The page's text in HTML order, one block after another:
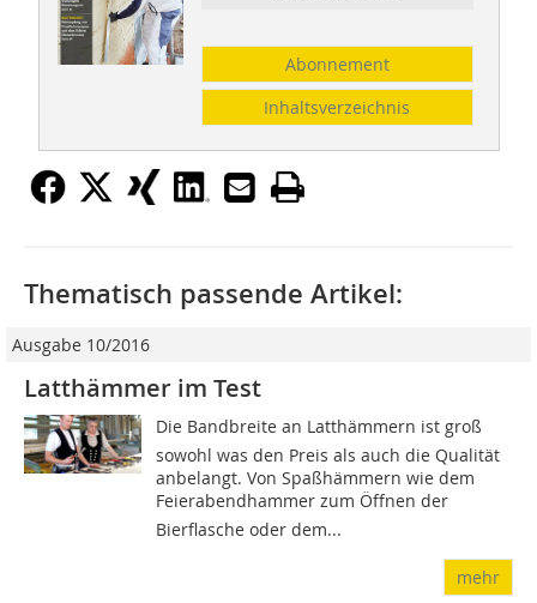
Abonnement
Inhaltsverzeichnis
Thematisch passende Artikel:
Ausgabe 10/2016
Latthämmer im Test
Die Bandbreite an Latthämmern ist groß 
sowohl was den Preis als auch die Qualität
anbelangt. Von Spaßhämmern wie dem
Feierabendhammer zum Öffnen der
Bierflasche oder dem...
mehr